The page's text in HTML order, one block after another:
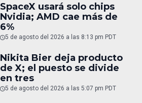
SpaceX usará solo chips
Nvidia; AMD cae más de
6%
5 de agosto del 2026 a las 8:13 pm PDT
Nikita Bier deja producto
de X; el puesto se divide
en tres
5 de agosto del 2026 a las 5:07 pm PDT